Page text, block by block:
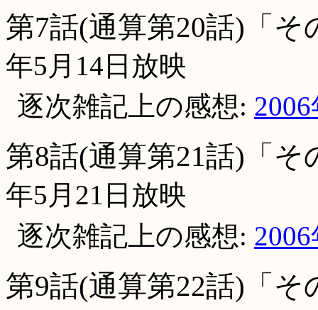
第7話(通算第20話)「
年5月14日放映
逐次雑記上の感想:
第8話(通算第21話)「
年5月21日放映
逐次雑記上の感想:
第9話(通算第22話)「